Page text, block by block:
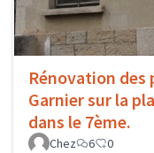
Rénovation des
Garnier sur la
dans le 7ème.
Chez 6 0